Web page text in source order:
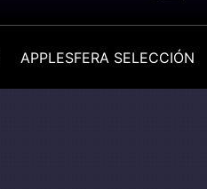
APPLESFERA SELECCIÓN